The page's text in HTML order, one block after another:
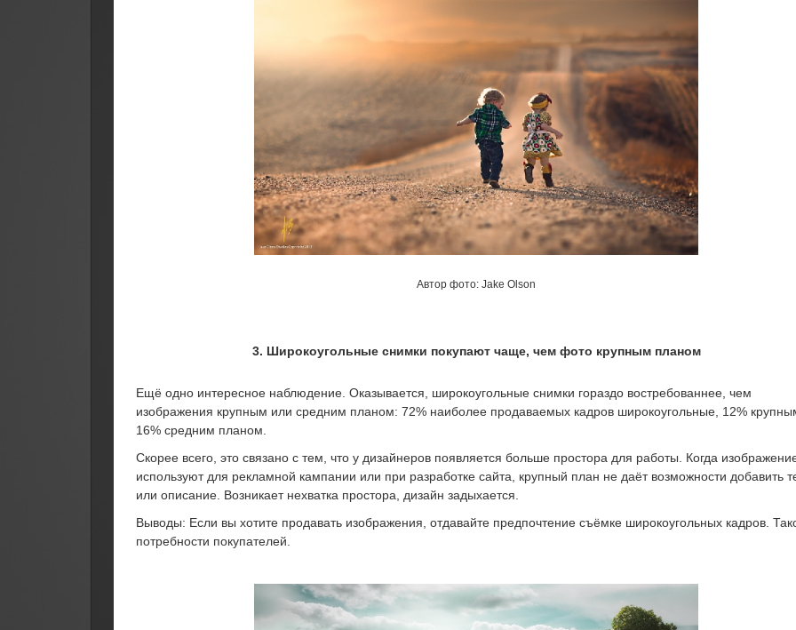
Автор фото: Jake Olson
3. Широкоугольные снимки покупают чаще, чем фото крупным планом
Ещё одно интересное наблюдение. Оказывается, широкоугольные снимки гораздо востребованнее, чем
изображения крупным или средним планом: 72% наиболее продаваемых кадров широкоугольные, 12%
16% средним планом.
Скорее всего, это связано с тем, что у дизайнеров появляется больше простора для работы. Когда
используют для рекламной кампании или при разработке сайта, крупный план не даёт возможности добавить
или описание. Возникает нехватка простора, дизайн задыхается.
Выводы: Если вы хотите продавать изображения, отдавайте предпочтение съёмке широкоугольных кадров.
потребности покупателей.